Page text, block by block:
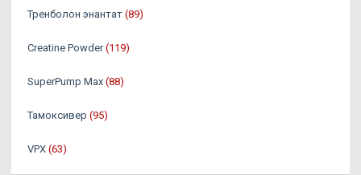
Тренболон энантат (89)
Creatine Powder (119)
SuperPump Max (88)
Тамоксивер (95)
VPX (63)